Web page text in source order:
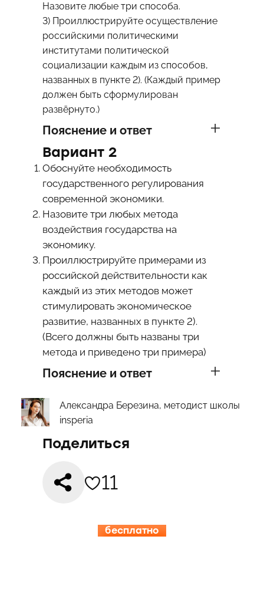
Назовите любые три способа.
3) Проиллюстрируйте осуществление
российскими политическими
институтами политической
социализации каждым из способов,
названных в пункте 2). (Каждый пример
должен быть сформулирован
развёрнуто.)
Пояснение и ответ
Вариант 2
Обоснуйте необходимость
государственного регулирования
современной экономики.
Назовите три любых метода
воздействия государства на
экономику.
Проиллюстрируйте примерами из
российской действительности как
каждый из этих методов может
стимулировать экономическое
развитие, названных в пункте 2).
(Всего должны быть названы три
метода и приведено три примера)
Пояснение и ответ
Александра Березина, методист школы
insperia
Поделиться
11
бесплатно